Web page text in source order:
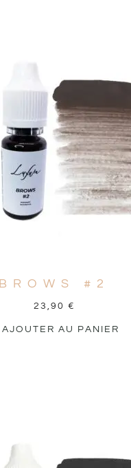
BROWS #2
23,90 €
AJOUTER AU PANIER